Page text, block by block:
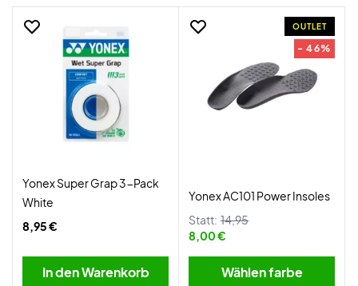
Yonex Super Grap 3-Pack
White
8,95 €
In den Warenkorb
OUTLET
- 46%
Yonex AC101 Power Insoles
Statt: 14,95
8,00 €
Wählen farbe